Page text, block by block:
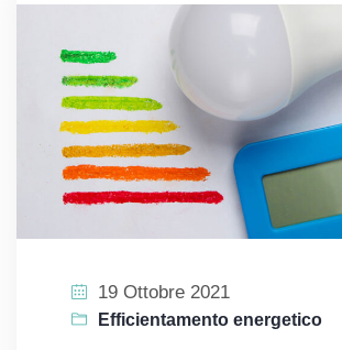
19 Ottobre 2021
Efficientamento energetico